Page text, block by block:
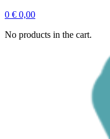
0 € 0,00
No products in the cart.